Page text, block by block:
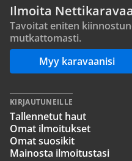
Ilmoita
Tavoitat eniten
mutkattomasti.
Myy karavaanisi
KIRJAUTUNEILLE
Tallennetut haut
Omat ilmoitukset
Omat suosikit
Mainosta ilmoitustasi